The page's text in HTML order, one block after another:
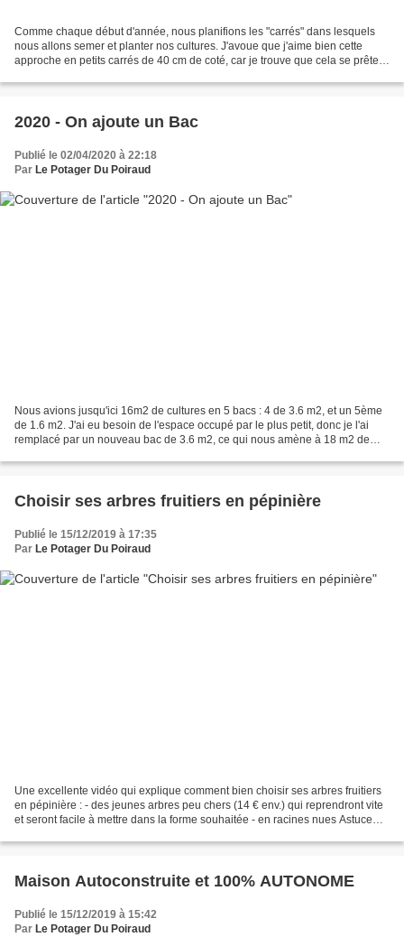
Comme chaque début d'année, nous planifions les "carrés" dans lesquels
nous allons semer et planter nos cultures. J'avoue que j'aime bien cette
approche en petits carrés de 40 cm de coté, car je trouve que cela se prête
2020 - On ajoute un Bac
Publié le 02/04/2020 à 22:18
Par Le Potager Du Poiraud
Nous avions jusqu'ici 16m2 de cultures en 5 bacs : 4 de 3.6 m2, et un 5ème
de 1.6 m2. J'ai eu besoin de l'espace occupé par le plus petit, donc je l'ai
remplacé par un nouveau bac de 3.6 m2, ce qui nous amène à 18 m2 de
Choisir ses arbres fruitiers en pépinière
Publié le 15/12/2019 à 17:35
Par Le Potager Du Poiraud
Une excellente vidéo qui explique comment bien choisir ses arbres fruitiers
en pépinière : - des jeunes arbres peu chers (14 € env.) qui reprendront vite
et seront facile à mettre dans la forme souhaitée - en racines nues Astuce
Maison Autoconstruite et 100% AUTONOME
Publié le 15/12/2019 à 15:42
Par Le Potager Du Poiraud